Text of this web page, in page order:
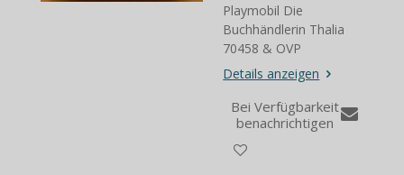
Playmobil Die
Buchhändlerin Thalia
70458 & OVP
Details anzeigen
Bei Verfügbarkeit
benachrichtigen